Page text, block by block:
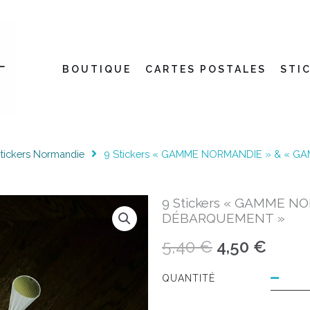
BOUTIQUE CARTES POSTALES
Normandie 9 Stickers « GAMME NORMANDIE » & «
9 Stickers « GAMME
DÉBARQUEMENT »
5,40€ Le
4,50 €
prix
QUANTITÉ